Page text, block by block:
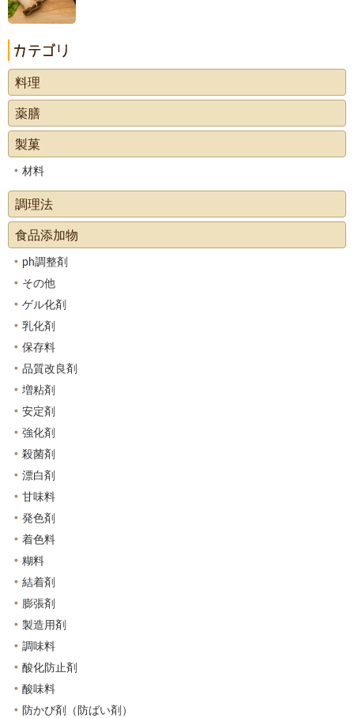
料理
薬膳
製菓
材料
調理法
食品添加物
ph調整剤
その他
ゲル化剤
乳化剤
保存料
品質改良剤
増粘剤
安定剤
強化剤
殺菌剤
漂白剤
甘味料
発色剤
着色料
糊料
結着剤
膨張剤
製造用剤
調味料
酸化防止剤
酸味料
防かび剤（防ばい剤）